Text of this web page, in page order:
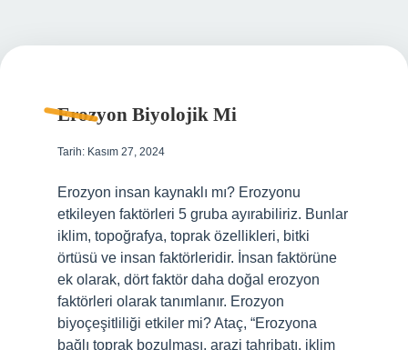
Erozyon Biyolojik Mi
Tarih: Kasım 27, 2024
Erozyon insan kaynaklı mı? Erozyonu
etkileyen faktörleri 5 gruba ayırabiliriz. Bunlar
iklim, topoğrafya, toprak özellikleri, bitki
örtüsü ve insan faktörleridir. İnsan faktörüne
ek olarak, dört faktör daha doğal erozyon
faktörleri olarak tanımlanır. Erozyon
biyoçeşitliliği etkiler mi? Ataç, “Erozyona
bağlı toprak bozulması, arazi tahribatı, iklim